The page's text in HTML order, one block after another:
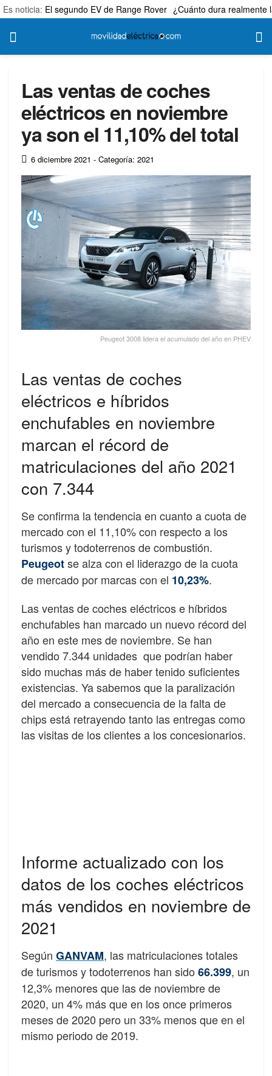
Es noticia: El segundo EV de Range Rover ¿Cuánto dura realmente
Las ventas de coches
eléctricos en noviembre
ya son el 11,10% del total
6 diciembre 2021 - Categoría: 2021
Peugeot 3008 lidera el acumulado del año en PHEV
Las ventas de coches
eléctricos e híbridos
enchufables en noviembre
marcan el récord de
matriculaciones del año 2021
con 7.344
Se confirma la tendencia en cuanto a cuota de
mercado con el 11,10% con respecto a los
turismos y todoterrenos de combustión.
Peugeotse alza con el liderazgo de la cuota
de mercado por marcas con el 10,23%.
Las ventas de coches eléctricos e híbridos
enchufables han marcado un nuevo récord del
año en este mes de noviembre. Se han
vendido 7.344 unidades que podrían haber
sido muchas más de haber tenido suficientes
existencias. Ya sabemos que la paralización
del mercado a consecuencia de la falta de
chips está retrayendo tanto las entregas como
las visitas de los clientes a los concesionarios.
Informe actualizado con los
datos de los coches eléctricos
más vendidos en noviembre de
2021
Según GANVAM, las matriculaciones totales
de turismos y todoterrenos han sido 66.399, un
12,3% menores que las de noviembre de
2020, un 4% más que en los once primeros
meses de 2020 pero un 33% menos que en el
mismo periodo de 2019.